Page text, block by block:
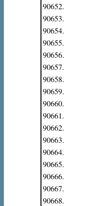
90652.
90653.
90654.
90655.
90656.
90657.
90658.
90659.
90660.
90661.
90662.
90663.
90664.
90665.
90666.
90667.
90668.